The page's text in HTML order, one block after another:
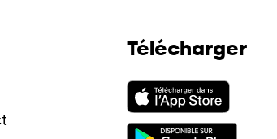
Télécharger